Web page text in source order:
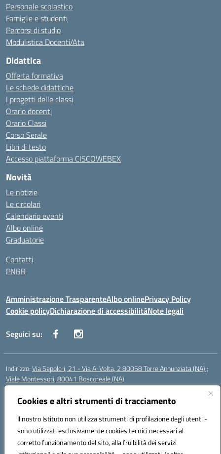
Cookies e altri strumenti di tracciamento
Il nostro Istituto non utilizza strumenti di profilazione degli utenti -
sono utilizzati esclusivamente cookies tecnici necessari al
corretto funzionamento del sito, alla fruibilità dei servizi
Personale scolastico
Famiglie e studenti
Percorsi di studio
Modulistica Docenti/Ata
Didattica
Offerta formativa
Le schede didattiche
I progetti delle classi
Orario docenti
Orario Classi
Corso Serale
Libri di testo
Accesso piattaforma CISCOWEBEX
Novità
Le notizie
Le circolari
Calendario eventi
Albo online
Graduatorie
Contatti
PNRR
Amministrazione TrasparenteAlbo onlinePrivacy Policy
Cookie policyDichiarazione di accessibilitàNote legali
Seguici su:
Indirizzo:Via Sepolcri, 21 - Via A. Volta, 2 80058 Torre Annunziata (NA) ;
Viale Montessori, 80041 Boscoreale (NA)
Centralino:
Posta elettronica certificata (PEC):nais04100b@pec.istruzione.it
Codice fiscale: 82008750638
Codice meccanografico:NAIS04100B
Codice Indice delle Pubbliche Amministrazioni (IPA): istsc_nais04100b
Codice unico di fatturazione (CUF): UFELOU